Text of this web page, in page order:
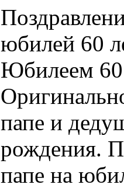
юбилей 60
Юбилеем 60
папе и
рождения.
папе на